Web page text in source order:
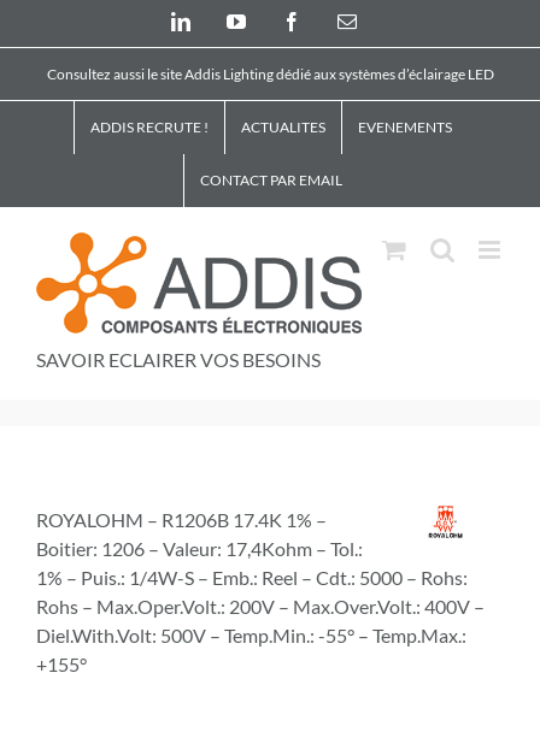
LinkedInYouTube FacebookEmail
Consultez aussi le site Addis Lighting dédié aux systèmes d’éclairage LED
ADDIS RECRUTE ! ACTUALITES EVENEMENTS
CONTACT PAR EMAIL
SAVOIR ECLAIRER VOS BESOINS
ROYALOHM – R1206B 17.4K 1% –
Boitier: 1206 – Valeur: 17,4Kohm – Tol.:
1% – Puis.: 1/4W-S – Emb.: Reel – Cdt.: 5000 – Rohs:
Rohs – Max.Oper.Volt.: 200V – Max.Over.Volt.: 400V –
Diel.With.Volt: 500V – Temp.Min.: -55° – Temp.Max.:
+155°